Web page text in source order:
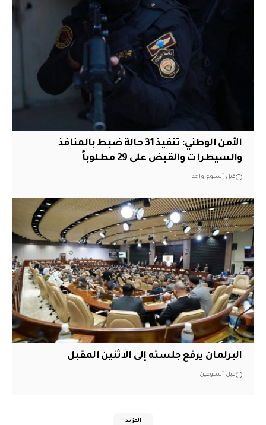
الأمن الوطني: تنفيذ 31 حالة ضبط بالمنافذ
والسيطرات والقبض على 29 مطلوباً
قبل أسبوع واحد
البرلمان يرفع جلسته إلى الاثنين المقبل
قبل أسبوعين
المزيد